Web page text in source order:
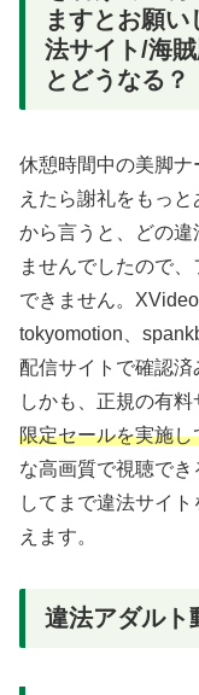
ますとお願
法サイト/海
とどうなる？
休憩時間中の美脚
えたら謝礼をもっ
から言うと、どの
ませんでしたので
できません。
tokyomotion、
配信サイトで確認済
しかも、正規の有料
限定セールを実施し
な高画質で視聴で
してまで違法サイ
えます。
違法アダルト